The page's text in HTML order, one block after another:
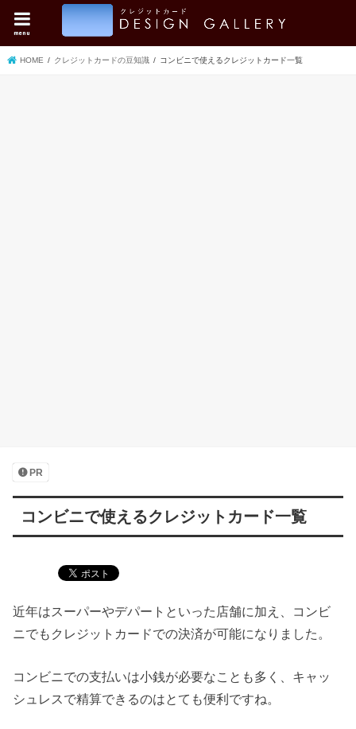
menu
HOME クレジットカードの豆知識 コンビニで使えるクレジットカード一覧
PR
コンビニで使えるクレジットカード一覧
近年はスーパーやデパートといった店舗に加え、コンビ
ニでもクレジットカードでの決済が可能になりました。
コンビニでの支払いは小銭が必要なことも多く、キャッ
シュレスで精算できるのはとても便利ですね。